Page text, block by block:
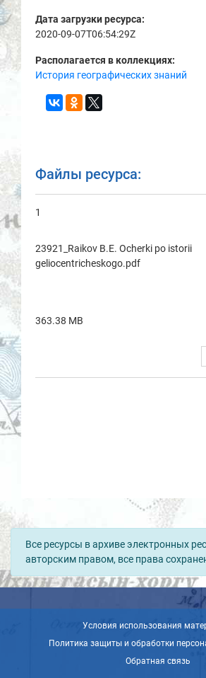
Дата загрузки ресурса:
2020-09-07T06:54:29Z
Располагается в коллекциях:
История географических знаний
Файлы ресурса:
1
23921_Raikov B.E. Ocherki po istorii
geliocentricheskogo.pdf
363.38 MB
Все ресурсы в архиве электронных
авторским правом, все права
Условия использования
Политика защиты и обработки
Обратная связь